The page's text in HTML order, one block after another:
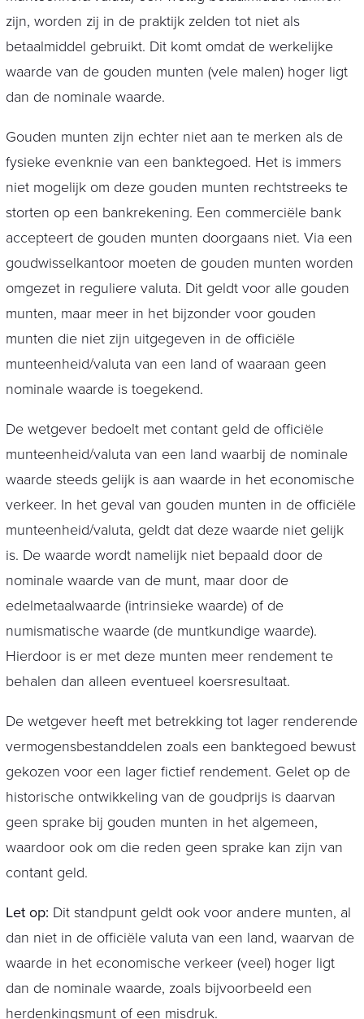
zijn, worden zij in de praktijk zelden tot niet als
betaalmiddel gebruikt. Dit komt omdat de werkelijke
waarde van de gouden munten (vele malen) hoger ligt
dan de nominale waarde.
Gouden munten zijn echter niet aan te merken als de
fysieke evenknie van een banktegoed. Het is immers
niet mogelijk om deze gouden munten rechtstreeks te
storten op een bankrekening. Een commerciële bank
accepteert de gouden munten doorgaans niet. Via een
goudwisselkantoor moeten de gouden munten worden
omgezet in reguliere valuta. Dit geldt voor alle gouden
munten, maar meer in het bijzonder voor gouden
munten die niet zijn uitgegeven in de officiële
munteenheid/valuta van een land of waaraan geen
nominale waarde is toegekend.
De wetgever bedoelt met contant geld de officiële
munteenheid/valuta van een land waarbij de nominale
waarde steeds gelijk is aan waarde in het economische
verkeer. In het geval van gouden munten in de officiële
munteenheid/valuta, geldt dat deze waarde niet gelijk
is. De waarde wordt namelijk niet bepaald door de
nominale waarde van de munt, maar door de
edelmetaalwaarde (intrinsieke waarde) of de
numismatische waarde (de muntkundige waarde).
Hierdoor is er met deze munten meer rendement te
behalen dan alleen eventueel koersresultaat.
De wetgever heeft met betrekking tot lager renderende
vermogensbestanddelen zoals een banktegoed bewust
gekozen voor een lager fictief rendement. Gelet op de
historische ontwikkeling van de goudprijs is daarvan
geen sprake bij gouden munten in het algemeen,
waardoor ook om die reden geen sprake kan zijn van
contant geld.
Let op: Dit standpunt geldt ook voor andere munten, al
dan niet in de officiële valuta van een land, waarvan de
waarde in het economische verkeer (veel) hoger ligt
dan de nominale waarde, zoals bijvoorbeeld een
herdenkingsmunt of een misdruk.